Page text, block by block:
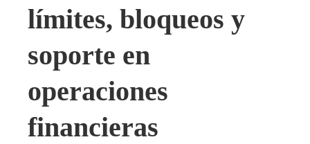
límites, bloqueos y
soporte en
operaciones
financieras